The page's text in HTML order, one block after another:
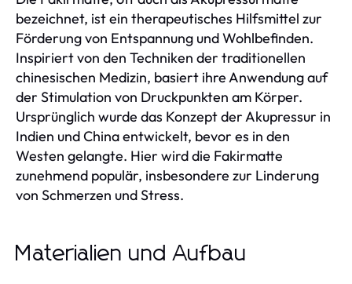
bezeichnet, ist ein therapeutisches Hilfsmittel zur
Förderung von Entspannung und Wohlbefinden.
Inspiriert von den Techniken der traditionellen
chinesischen Medizin, basiert ihre Anwendung auf
der Stimulation von Druckpunkten am Körper.
Ursprünglich wurde das Konzept der Akupressur in
Indien und China entwickelt, bevor es in den
Westen gelangte. Hier wird die Fakirmatte
zunehmend populär, insbesondere zur Linderung
von Schmerzen und Stress.
Materialien und Aufbau